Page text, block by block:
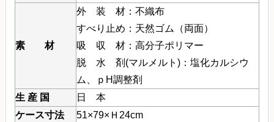
素 材
外 装 材：不織布
すべり止め：天然ゴム（両面）
吸 収 材：高分子ポリマー
脱 水 剤(マルメルト)：塩化カルシウ
ム、ｐH調整剤
生 産 国
日 本
ケース寸法
51×79×Ｈ24cm